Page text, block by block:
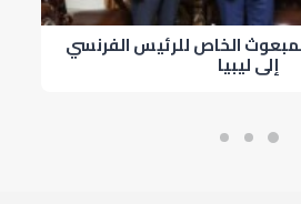
الخاص للرئيس الفرنسي
إلى ليبيا